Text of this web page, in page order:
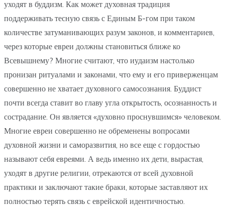
уходят в буддизм. Как может духовная традиция
поддерживать тесную связь с Единым Б-гом при таком
количестве затуманивающих разум законов, и комментариев,
через которые евреи должны становиться ближе ко
Всевышнему? Многие считают, что иудаизм настолько
пронизан ритуалами и законами, что ему и его приверженцам
совершенно не хватает духовного самосознания. Буддист
почти всегда ставит во главу угла открытость, осознанность и
сострадание. Он является «духовно проснувшимся» человеком.
Многие евреи совершенно не обременены вопросами
духовной жизни и саморазвития, но все еще с гордостью
называют себя евреями. А ведь именно их дети, вырастая,
уходят в другие религии, отрекаются от всей духовной
практики и заключают такие браки, которые заставляют их
полностью терять связь с еврейской идентичностью.